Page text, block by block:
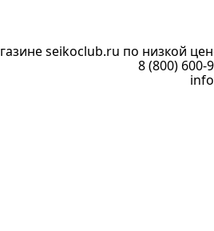
seikoclub.ru по низкой
8 (800) 600-